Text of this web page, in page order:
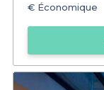
€ Économique